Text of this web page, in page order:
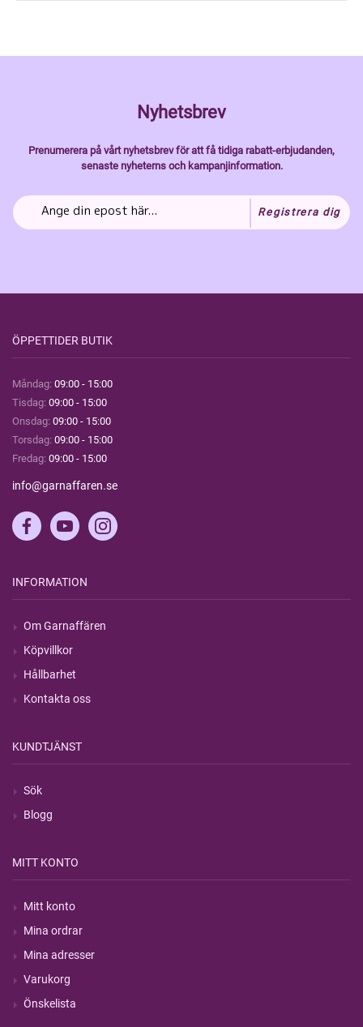
Nyhetsbrev
Prenumerera på vårt nyhetsbrev för att få tidiga rabatt-erbjudanden,
senaste nyheterns och kampanjinformation.
Registrera dig
ÖPPETTIDER BUTIK
Måndag: 09:00 - 15:00
Tisdag: 09:00 - 15:00
Onsdag: 09:00 - 15:00
Torsdag: 09:00 - 15:00
Fredag: 09:00 - 15:00
info@garnaffaren.se
INFORMATION
Om Garnaffären
Köpvillkor
Hållbarhet
Kontakta oss
KUNDTJÄNST
Sök
Blogg
MITT KONTO
Mitt konto
Mina ordrar
Mina adresser
Varukorg
Önskelista